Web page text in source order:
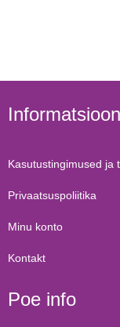
Informatsioon
Kasutustingimused ja
Privaatsuspoliitika
Minu konto
Kontakt
Poe info